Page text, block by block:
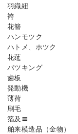
羽織紐
袴
花簪
ハンモツク
ハトメ、ホツク
花莚
バツキング
歯板
発動機
薄荷
刷毛
箔及〓
舶来模造品（金物）